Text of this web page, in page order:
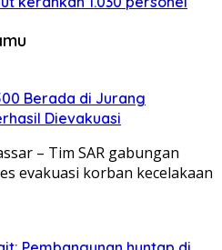
Berada di Jurang
Dievakuasi
– Tim SAR gabungan
evakuasi korban kecelakaan